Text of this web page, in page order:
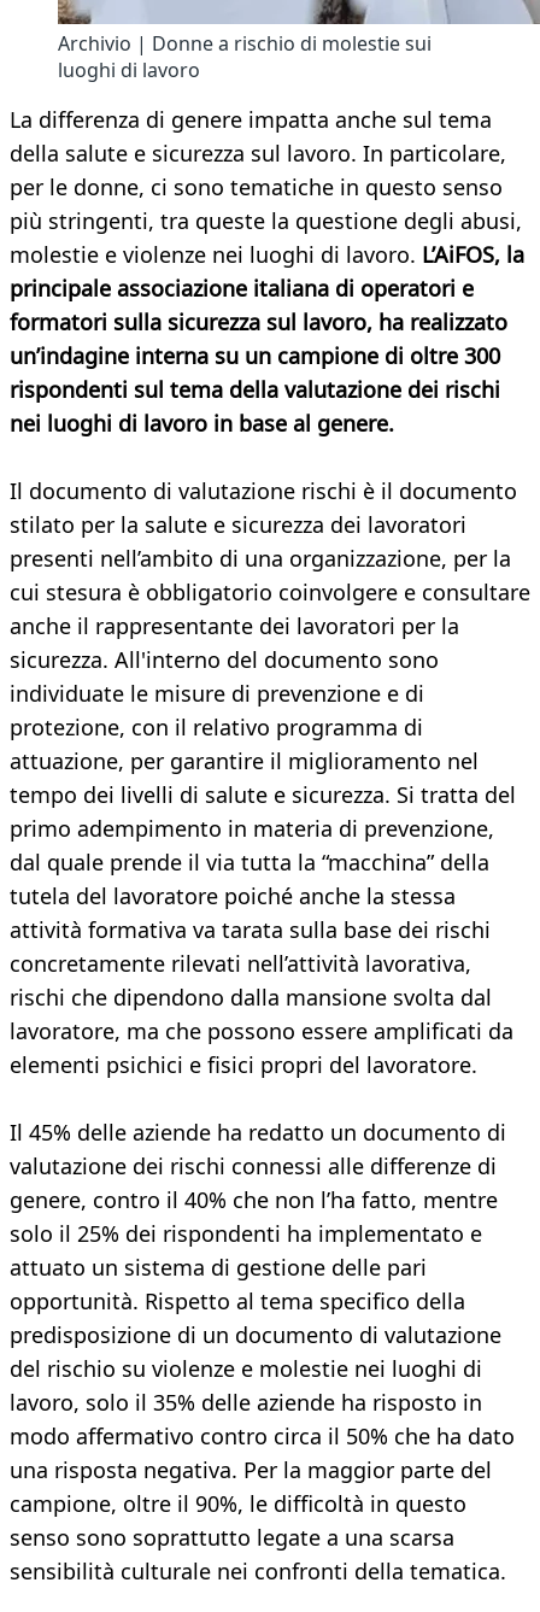
Archivio | Donne a rischio di molestie sui
luoghi di lavoro
La differenza di genere impatta anche sul tema
della salute e sicurezza sul lavoro. In particolare,
per le donne, ci sono tematiche in questo senso
più stringenti, tra queste la questione degli abusi,
molestie e violenze nei luoghi di lavoro. L’AiFOS, la
principale associazione italiana di operatori e
formatori sulla sicurezza sul lavoro, ha realizzato
un’indagine interna su un campione di oltre 300
rispondenti sul tema della valutazione dei rischi
nei luoghi di lavoro in base al genere.
Il documento di valutazione rischi è il documento
stilato per la salute e sicurezza dei lavoratori
presenti nell’ambito di una organizzazione, per la
cui stesura è obbligatorio coinvolgere e consultare
anche il rappresentante dei lavoratori per la
sicurezza. All'interno del documento sono
individuate le misure di prevenzione e di
protezione, con il relativo programma di
attuazione, per garantire il miglioramento nel
tempo dei livelli di salute e sicurezza. Si tratta del
primo adempimento in materia di prevenzione,
dal quale prende il via tutta la “macchina” della
tutela del lavoratore poiché anche la stessa
attività formativa va tarata sulla base dei rischi
concretamente rilevati nell’attività lavorativa,
rischi che dipendono dalla mansione svolta dal
lavoratore, ma che possono essere amplificati da
elementi psichici e fisici propri del lavoratore.
Il 45% delle aziende ha redatto un documento di
valutazione dei rischi connessi alle differenze di
genere, contro il 40% che non l’ha fatto, mentre
solo il 25% dei rispondenti ha implementato e
attuato un sistema di gestione delle pari
opportunità. Rispetto al tema specifico della
predisposizione di un documento di valutazione
del rischio su violenze e molestie nei luoghi di
lavoro, solo il 35% delle aziende ha risposto in
modo affermativo contro circa il 50% che ha dato
una risposta negativa. Per la maggior parte del
campione, oltre il 90%, le difficoltà in questo
senso sono soprattutto legate a una scarsa
sensibilità culturale nei confronti della tematica.